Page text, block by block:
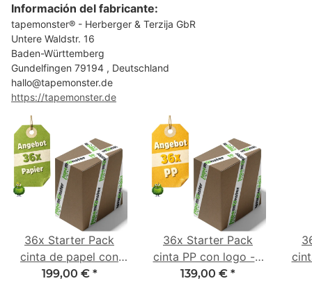
Información del fabricante:
tapemonster® - Herberger & Terzija GbR
Untere Waldstr. 16
Baden-Württemberg
Gundelfingen 79194 , Deutschland
hallo@tapemonster.de
https://tapemonster.de
36x Starter Pack
cinta de papel con
logo - 1 color - 50
199,00 € *
36x Starter Pack
cinta PP con logo - 1
color - 48 mm x 66 m
139,00 € *